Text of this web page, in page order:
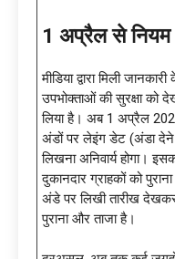
1 अप्रैल से नियम
मीडिया द्वारा मिली
उपभोक्ताओं की सुरक्षा को
लिया है। अब 1 अप्रैल
अंडों पर लेइंग डेट (अंडा देने
लिखना अनिवार्य होगा।
दुकानदार ग्राहकों को
अंडे पर लिखी तारीख
पुराना और ताजा है।